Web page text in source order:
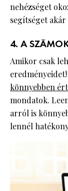
nehézséget
segítséget
4. A
Amikor csak
eredményeidet!
könnyebben
mondatok.
arról is
lennél